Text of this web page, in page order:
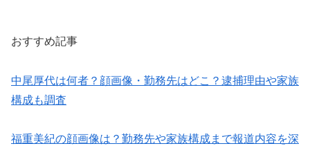
おすすめ記事
中尾厚代は何者？顔画像・勤務先はどこ？逮捕理由や家族
構成も調査
福重美紀の顔画像は？勤務先や家族構成まで報道内容を深